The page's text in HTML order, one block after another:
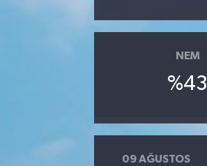
NEM
%43
09 AĞUSTOS